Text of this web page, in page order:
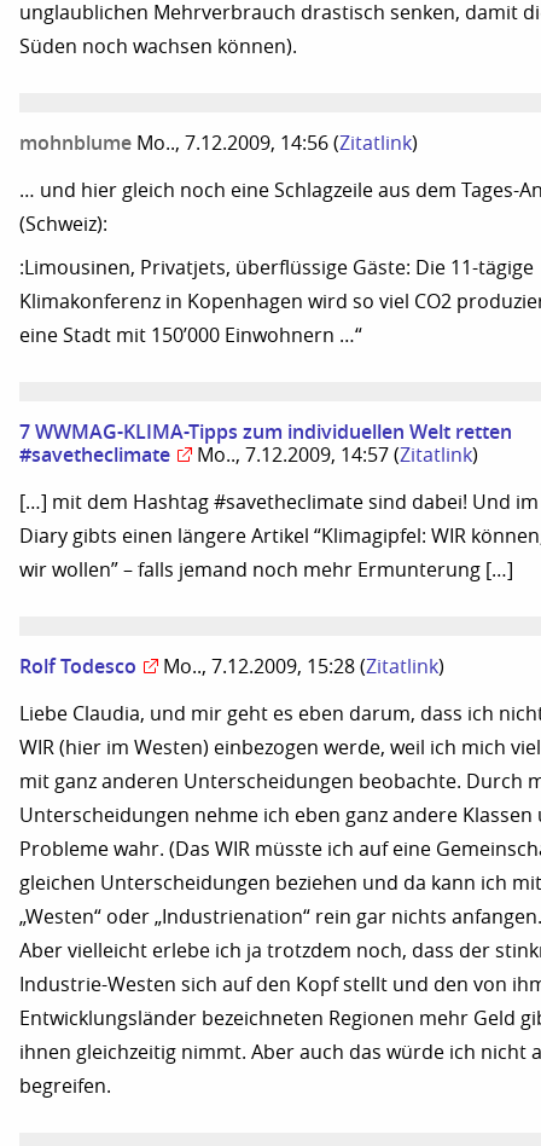
unglaublichen Mehrverbrauch drastisch senken, damit
Süden noch wachsen können).
mohnblume Mo.., 7.12.2009, 14:56 (Zitatlink)
… und hier gleich noch eine Schlagzeile aus dem Tages-
(Schweiz):
:Limousinen, Privatjets, überflüssige Gäste: Die 11-tägige
Klimakonferenz in Kopenhagen wird so viel CO2
eine Stadt mit 150’000 Einwohnern …“
7 WWMAG-KLIMA-Tipps zum individuellen Welt retten
#savetheclimate
Mo.., 7.12.2009, 14:57 (Zitatlink)
[…] mit dem Hashtag #savetheclimate sind dabei! Und
Diary gibts einen längere Artikel “Klimagipfel: WIR
wir wollen” – falls jemand noch mehr Ermunterung […]
Rolf Todesco Mo.., 7.12.2009, 15:28 (Zitatlink)
Liebe Claudia, und mir geht es eben darum, dass ich
WIR (hier im Westen) einbezogen werde, weil ich mich
mit ganz anderen Unterscheidungen beobachte. Durch
Unterscheidungen nehme ich eben ganz andere Klassen
Probleme wahr. (Das WIR müsste ich auf eine
gleichen Unterscheidungen beziehen und da kann ich mit
„Westen“ oder „Industrienation“ rein gar nichts
Aber vielleicht erlebe ich ja trotzdem noch, dass der
Industrie-Westen sich auf den Kopf stellt und den von
Entwicklungsländer bezeichneten Regionen mehr Geld
ihnen gleichzeitig nimmt. Aber auch das würde ich nicht
begreifen.